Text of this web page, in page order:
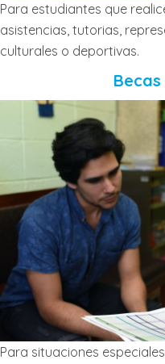
Para estudiantes que
asistencias, tutorias,
culturales o deportivas.
Para situaciones